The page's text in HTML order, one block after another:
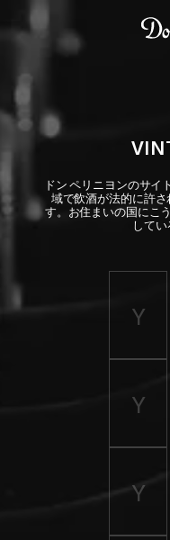
ドン ペリニヨンのサイ
域で飲酒が法的に許
す。お住まいの国にこ
してい